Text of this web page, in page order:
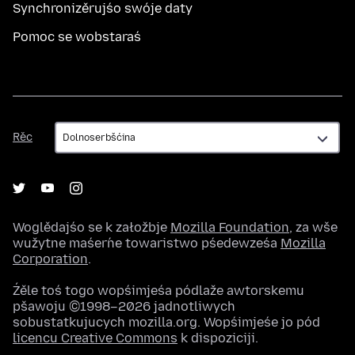
Synchronizěrujśo swóje daty
Pomoc se wobstaraś
Rěc
Rěc
Woglědajśo se k załožbje Mozilla Foundation, za wše
wužytne maśeŕne towaristwo pśedewześa Mozilla
Corporation.
Źěle toś togo wopśimjeśa pódlaže awtorskemu
pšawoju ©1998–2026 jadnotliwych
sobustatkujucych mozilla.org. Wopśimjeśe jo pód
licencu Creative Commons k dispoziciji.